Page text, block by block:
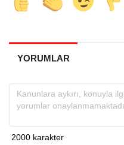
YORUMLAR